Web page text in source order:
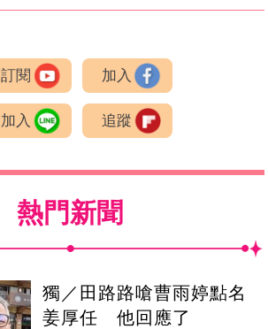
訂閱 加入
加入 追蹤
熱門新聞
獨／田路路嗆曹雨婷點名
姜厚任 他回應了